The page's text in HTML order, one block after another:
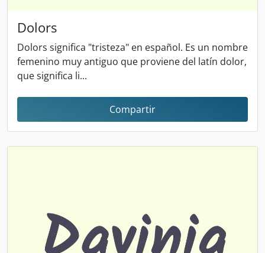
Dolors
Dolors significa "tristeza" en español. Es un nombre
femenino muy antiguo que proviene del latín dolor,
que significa li...
Compartir